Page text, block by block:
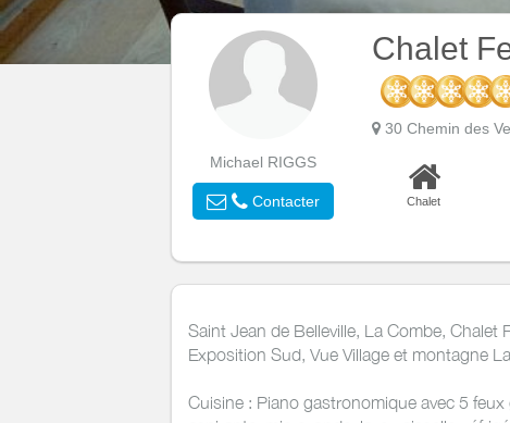
Michael RIGGS
Contacter
Chalet
30 Chemin des
Chalet
Saint Jean de Belleville, La Combe, Chalet
Exposition Sud, Vue Village et montagne
Cuisine : Piano gastronomique avec 5